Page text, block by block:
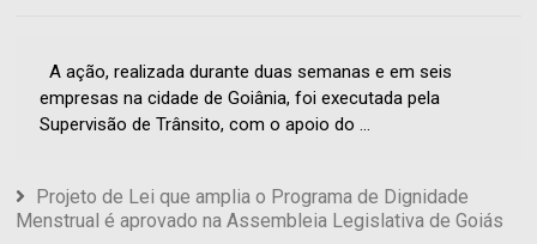
A ação, realizada durante duas semanas e em seis
empresas na cidade de Goiânia, foi executada pela
Supervisão de Trânsito, com o apoio do ...
Projeto de Lei que amplia o Programa de Dignidade
Menstrual é aprovado na Assembleia Legislativa de Goiás